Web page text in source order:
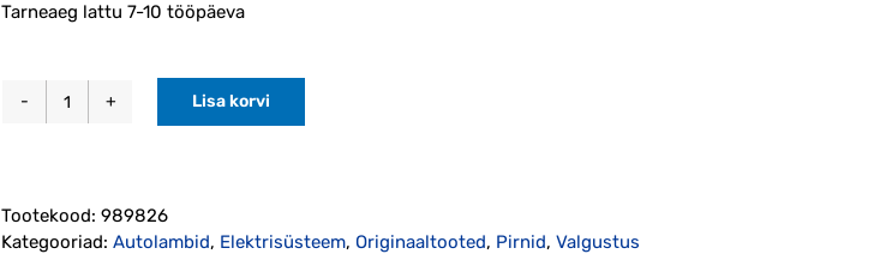
Tarneaeg lattu 7-10 tööpäeva
Originaal
kogus
Lisa korvi
Tootekood: 989826
Kategooriad: Autolambid, Elektrisüsteem, Originaaltooted, Pirnid, Valgustus